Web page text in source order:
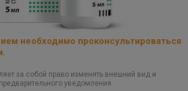
необходимо проконсультироваться
за собой право изменять внешний вид и
уведомления.